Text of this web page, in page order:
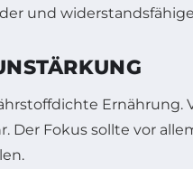
und
Ernährung.
Fokus sollte vor